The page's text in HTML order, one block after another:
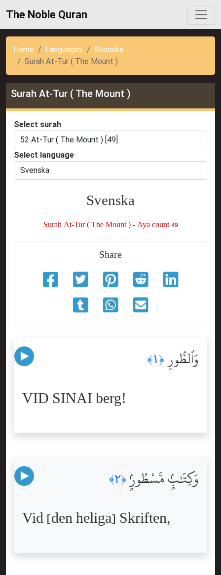
The Noble Quran
Home Languages
Svenska
Surah At-Tur ( The Mount )
Surah At-Tur ( The Mount )
Select surah
Select language
Svenska
Surah At-Tur ( The Mount ) - Aya count 49
Share
وَٱلطُّورِ ﴿١﴾
VID SINAI berg!
وَكِتَٰبٍۢ مَّسْطُورٍۢ ﴿٢﴾
Vid [den heliga] Skriften,